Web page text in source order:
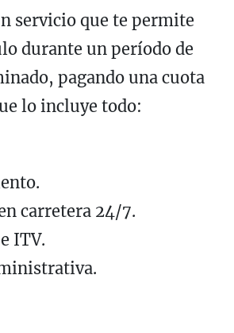
servicio que te permite
durante un período de
pagando una cuota
lo incluye todo:
carretera 24/7.
ITV.